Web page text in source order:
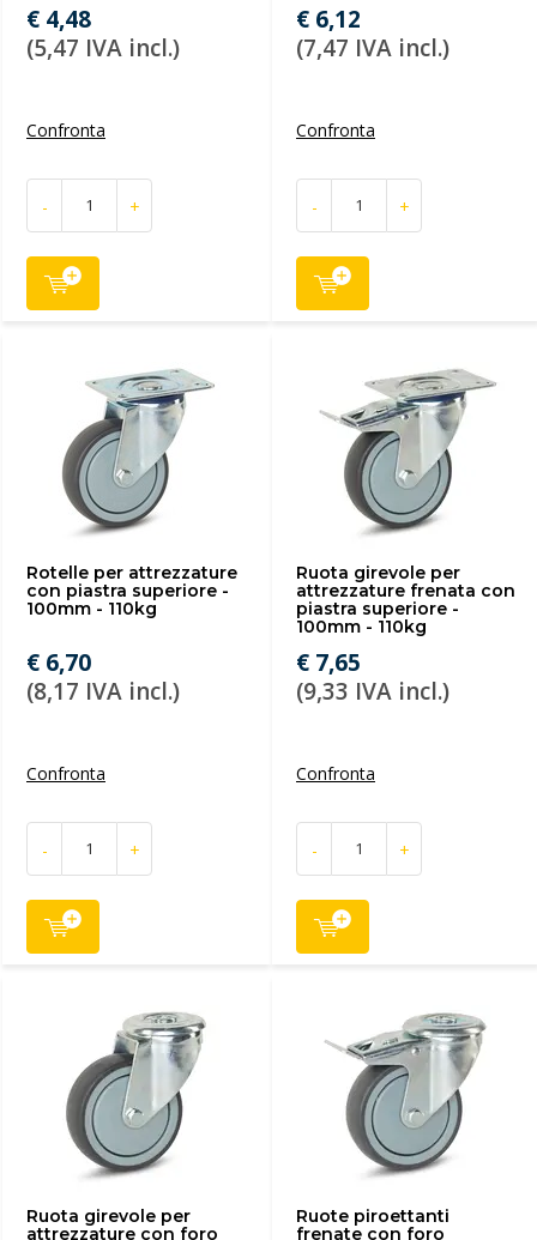
€ 4,48
(5,47 IVA incl.)
Confronta
- +
€ 6,12
(7,47 IVA incl.)
Confronta
- +
Rotelle per attrezzature
con piastra superiore -
100mm - 110kg
€ 6,70
(8,17 IVA incl.)
Confronta
- +
Ruota girevole per
attrezzature frenata con
piastra superiore -
100mm - 110kg
€ 7,65
(9,33 IVA incl.)
Confronta
- +
Ruota girevole per
attrezzature con foro
Ruote piroettanti
frenate con foro